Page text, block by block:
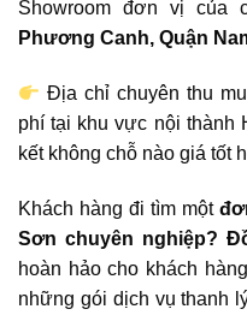
Showroom đơn vị của
Phương Canh, Quận
Địa chỉ chuyên thu
phí tại khu vực nội thành
kết không chỗ nào giá tốt
Khách hàng đi tìm một
Sơn chuyên nghiệp?
hoàn hảo cho khách
những gói dịch vụ thanh